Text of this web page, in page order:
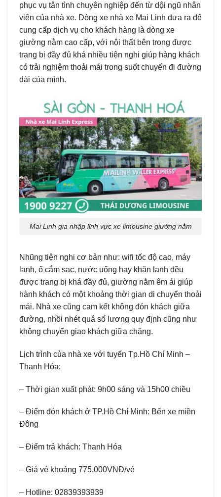
phục vụ tân tình chuyên nghiệp đến từ dội ngũ nhân
viên của nhà xe. Dòng xe nhà xe Mai Linh đưa ra để
cung cấp dịch vụ cho khách hàng là dòng xe
giường nằm cao cấp, với nội thất bên trong được
trang bị đầy đủ khá nhiều tiện nghi giúp hàng khách
có trải nghiệm thoải mái trong suốt chuyến đi đường
dài của mình.
Mai Linh gia nhập lĩnh vực xe limousine giường nằm
Nhũng tiện nghi cơ bản như: wifi tốc độ cao, máy
lạnh, ổ cắm sạc, nước uống hay khăn lạnh đều
được trang bị khá đầy đủ, giường nằm êm ái giúp
hành khách có một khoảng thời gian di chuyển thoải
mái. Nhà xe cũng cam kết không đón khách giữa
đường, nhồi nhét quá số lương quy định cũng như
không chuyển giao khách giữa chặng.
Lịch trình của nhà xe với tuyến Tp.Hồ Chí Minh –
Thanh Hóa:
– Thời gian xuất phát: 9h00 sáng và 15h00 chiều
– Điểm đón khách ở TP.Hồ Chí Minh: Bến xe miền
Đông
– Điểm trả khách: Thanh Hóa
– Giá vé khoảng 775.000VNĐ/vé
– Hotline: 02839393939